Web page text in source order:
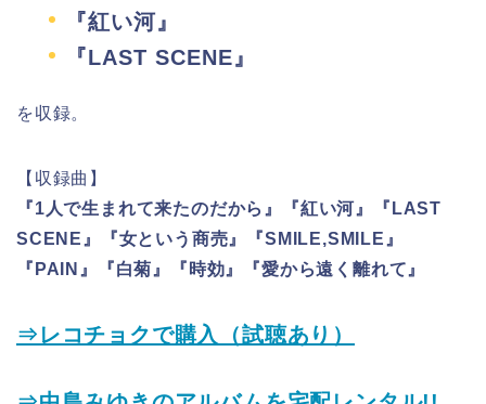
『紅い河』
『LAST SCENE』
を収録。
【収録曲】
『1人で生まれて来たのだから』『紅い河』『LAST
SCENE』『女という商売』『SMILE,SMILE』
『PAIN』『白菊』『時効』『愛から遠く離れて』
⇒レコチョクで購入（試聴あり）